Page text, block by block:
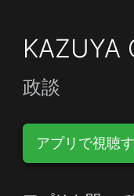
KAZUYA
政談
アプリで視聴